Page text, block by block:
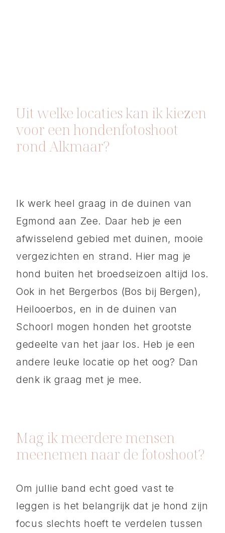
Om jullie band echt goed vast te
leggen is het belangrijk dat je hond zijn
focus slechts hoeft te verdelen tussen
Mag ik meerdere mensen
meenemen naar de fotoshoot?
Ik werk heel graag in de duinen van
Egmond aan Zee. Daar heb je een
afwisselend gebied met duinen, mooie
vergezichten en strand. Hier mag je
hond buiten het broedseizoen altijd los.
Ook in het Bergerbos (Bos bij Bergen),
Heilooerbos, en in de duinen van
Schoorl mogen honden het grootste
gedeelte van het jaar los. Heb je een
andere leuke locatie op het oog? Dan
denk ik graag met je mee.
Uit welke locaties kan ik kiezen
voor een hondenfotoshoot
rond Alkmaar?